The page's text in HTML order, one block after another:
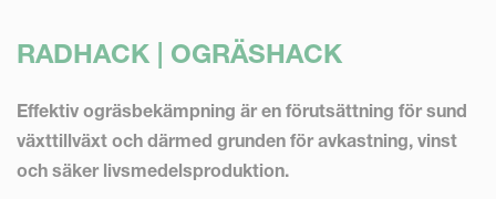
RADHACK | OGRÄSHACK
Effektiv ogräsbekämpning är en förutsättning för sund
växttillväxt och därmed grunden för avkastning, vinst
och säker livsmedelsproduktion.